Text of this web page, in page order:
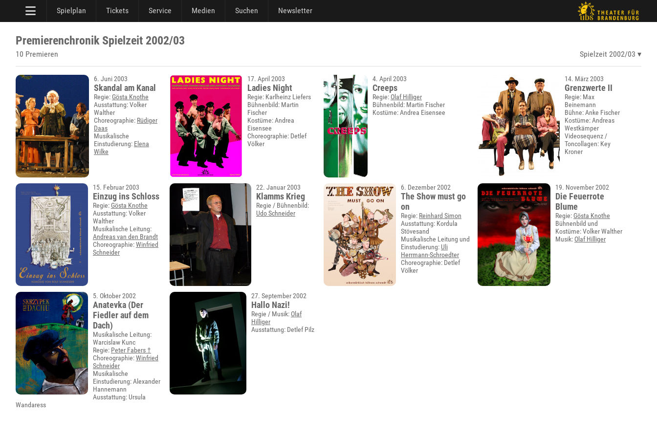
Spielplan Tickets Service Medien Suchen Newsletter
Premierenchronik Spielzeit 2002/03
10 Premieren Spielzeit 2002/03
6. Juni 2003
Skandal am Kanal
Regie:Gösta Knothe
Ausstattung: Volker
Walther
Choreographie: Rüdiger
Daas
Musikalische
Einstudierung: Elena
Wilke
17. April 2003
Ladies Night
Regie: Karlheinz Liefers
Bühnenbild: Martin
Fischer
Kostüme: Andrea
Eisensee
Choreographie: Detlef
Völker
4. April 2003
Creeps
Regie: Olaf Hilliger
Bühnenbild: Martin Fischer
Kostüme: Andrea Eisensee
14. März 2003
Grenzwerte II
Regie: Max
Beinemann
Bühne: Anke Fischer
Kostüme: Andreas
Westkämper
Videosequenz /
Toncollagen: Key
Kroner
15. Februar 2003
Einzug ins Schloss
Regie:Gösta Knothe
Ausstattung: Volker
Walther
Musikalische Leitung:
Andreas van den Brandt
Choreographie:Winfried
Schneider
22. Januar 2003
Klamms Krieg
Regie / Bühnenbild:
Udo Schneider
6. Dezember 2002
The Show must go
on
Regie: Reinhard Simon
Ausstattung: Kordula
Stövesand
Musikalische Leitung und
Einstudierung: Uli
Herrmann-Schroedter
Choreographie: Detlef
Völker
19. November 2002
Die Feuerrote
Blume
Regie:Gösta Knothe
Bühnenbild und
Kostüme: Volker Walther
Musik: Olaf Hilliger
5. Oktober 2002
Anatevka (Der
Fiedler auf dem
Dach)
Musikalische Leitung:
Warcislaw Kunc
Regie: Peter Fabers †
Choreographie:Winfried
Schneider
Musikalische
Einstudierung: Alexander
Hannemann
Ausstattung: Ursula
Wandaress
27. September 2002
Hallo Nazi!
Regie / Musik: Olaf
Hilliger
Ausstattung: Detlef Pilz